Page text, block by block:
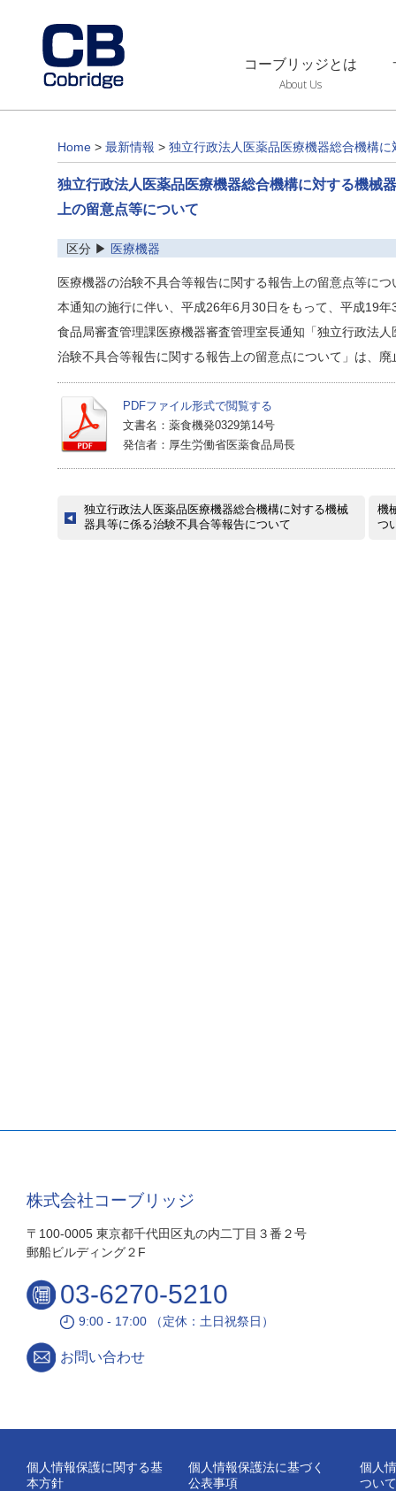
コーブリッジとは
About Us
Home > 最新情報 > 独立行政法人医薬品医療機器総合機構
独立行政法人医薬品医療機器総合機構に対する機械
上の留意点等について
区分 ▶ 医療機器
医療機器の治験不具合等報告に関する報告上の留意点等に
本通知の施行に伴い、平成26年6月30日をもって、平成19
食品局審査管理課医療機器審査管理室長通知「独立行政法
治験不具合等報告に関する報告上の留意点について」は、廃
PDFファイル形式で閲覧する
文書名：薬食機発0329第14号
発信者：厚生労働省医薬食品局長
独立行政法人医薬品医療機器総合機構に対する機械
器具等に係る治験不具合等報告について
機
つ
株式会社コーブリッジ
〒100-0005 東京都千代田区丸の内二丁目３番２号
郵船ビルディング２F
03-6270-5210
9:00 - 17:00 （定休：土日祝祭日）
お問い合わせ
個人情報保護に関する基
本方針
個人情報保護法に基づく
公表事項
個人
ついて